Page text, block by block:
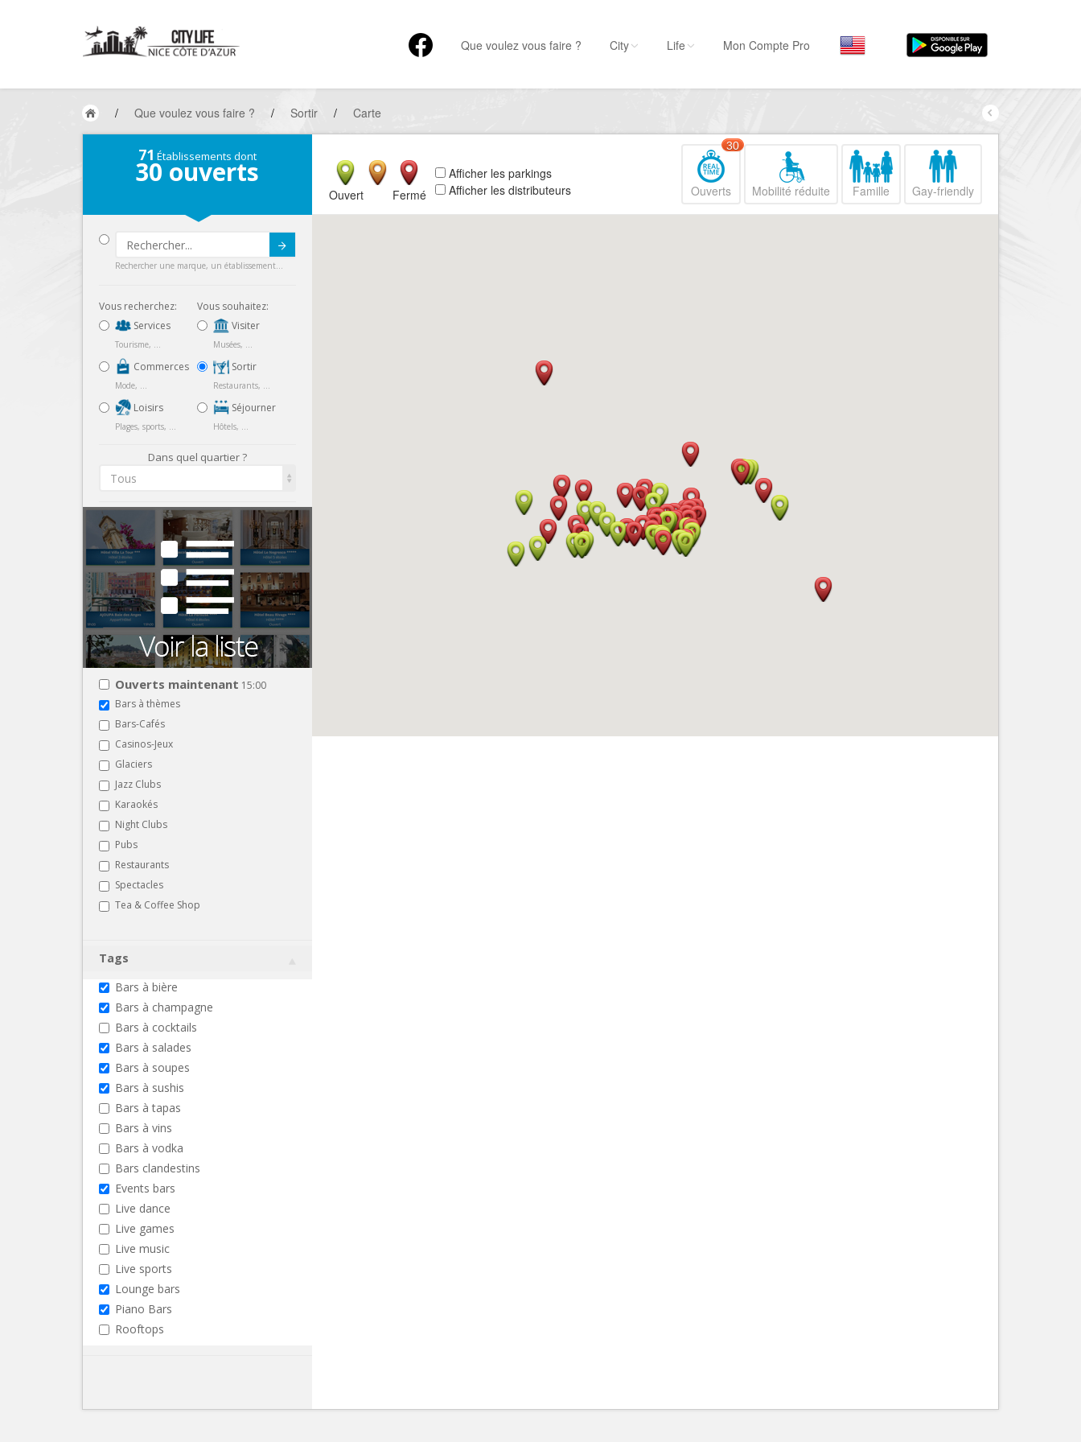
Que voulez vous faire ?
Hôtels, ...
Visiter
Musées, ...
Par quartiers
Nice Promenade du
Nice le Port
City Life Mon Compte Pro
/ Que voulez vous faire ? / Sortir / Carte
71 Établissements dont
30 ouverts
Rechercher une marque, un établissement...
Vous recherchez:
Services
Tourisme, ...
Commerces
Mode, ...
Loisirs
Plages, sports, ...
Vous souhaitez:
Visiter
Musées, ...
Sortir
Restaurants, ...
Séjourner
Hôtels, ...
Dans quel quartier ?
Tous
Ouverts maintenant 15:00
Bars à thèmes
Bars-Cafés
Casinos-Jeux
Glaciers
Jazz Clubs
Karaokés
Night Clubs
Pubs
Restaurants
Spectacles
Tea & Coffee Shop
Tags
Bars à bière
Bars à champagne
Bars à cocktails
Bars à salades
Bars à soupes
Bars à sushis
Bars à tapas
Bars à vins
Bars à vodka
Bars clandestins
Events bars
Live dance
Live games
Live music
Live sports
Lounge bars
Piano Bars
Rooftops
Afficher les parkings
Afficher les distributeurs
Ouvert Fermé Ouverts
30
Mobilité réduite Famille Gay-friendly